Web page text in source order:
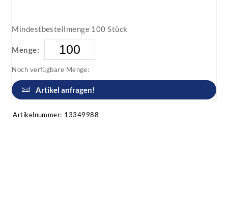
Mindestbestellmenge 100 Stück
Menge:
Noch verfügbare Menge:
Artikel anfragen!
Artikelnummer: 13349988